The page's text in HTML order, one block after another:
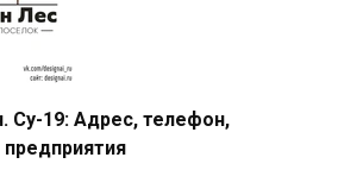
Су-19: Адрес, телефон,